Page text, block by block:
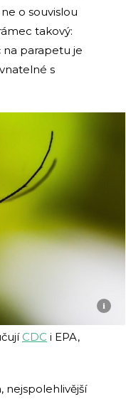
o souvislou
takový:
na parapetu je
s
i
CDC i EPA,
nejspolehlivější